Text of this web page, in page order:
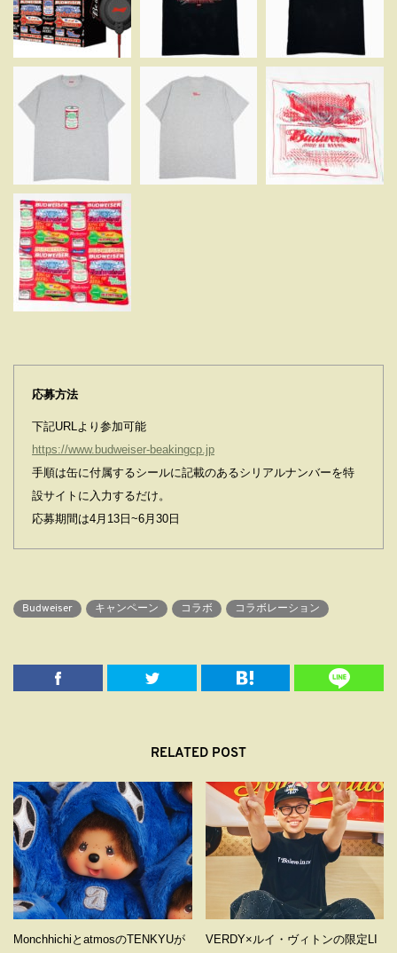
応募方法
下記URLより参加可能
https://www.budweiser-beakingcp.jp
手順は⽸に付属するシールに記載のあるシリアルナンバーを特
設サイトに⼊⼒するだけ。
応募期間は4⽉13⽇~6⽉30⽇
Budweiser キャンペーン コラボ コラボレーション
RELATED POST
MonchhichiとatmosのTENKYUが VERDY×ルイ・ヴィトンの限定LI